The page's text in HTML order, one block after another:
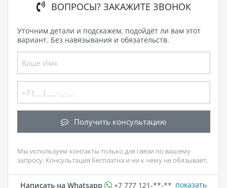
ВОПРОСЫ? ЗАКАЖИТЕ ЗВОНОК
Уточним детали и подскажем, подойдёт ли вам этот
вариант. Без навязывания и обязательств.
Получить консультацию
Мы используем контакты только для связи по вашему
запросу. Консультация бесплатна и ни к чему не обязывает.
Написать на Whatsapp +7 777 121-**-** показать